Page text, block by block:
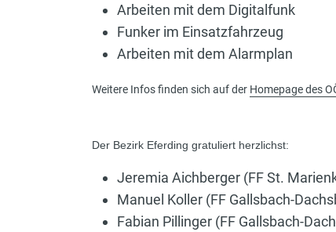
Arbeiten mit dem Digitalfunk
Funker im Einsatzfahrzeug
Arbeiten mit dem Alarmplan
Weitere Infos finden sich auf der Homepage des
Der Bezirk Eferding gratuliert herzlichst:
Jeremia Aichberger (FF St.
Manuel Koller (FF Gallsbach-
Fabian Pillinger (FF Gallsbach-